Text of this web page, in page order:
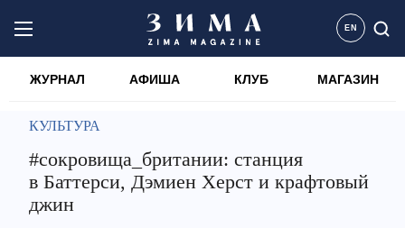
EN
ЖУРНАЛ АФИША КЛУБ МАГАЗИН
КУЛЬТУРА
#сокровища_британии: станция
в Баттерси, Дэмиен Херст и крафтовый
джин